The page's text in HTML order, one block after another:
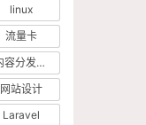
linux
流量卡
内容分发网络
网站设计
Laravel